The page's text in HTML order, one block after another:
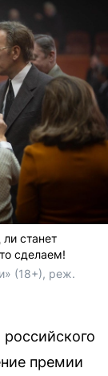
станет
сделаем!
(18+), реж.
премии